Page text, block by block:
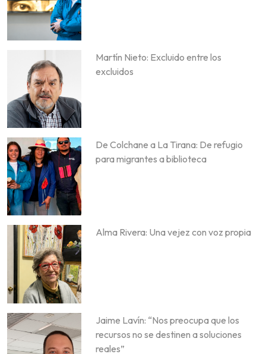
Martín Nieto: Excluido entre los
excluidos
De Colchane a La Tirana: De refugio
para migrantes a biblioteca
Alma Rivera: Una vejez con voz propia
Jaime Lavín: “Nos preocupa que los
recursos no se destinen a soluciones
reales”